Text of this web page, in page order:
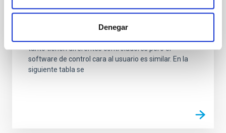
Denegar
remotamente. Se puieden dividir en tres grandes
grupos: Rotadores, Mesas de traslación y
tanto tienen diferentes controladores pero el
software de control cara al usuario es similar. En la
siguiente tabla se